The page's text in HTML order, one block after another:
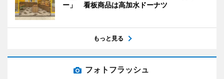
ー」 看板商品は高加水ドーナツ
もっと見る
フォトフラッシュ